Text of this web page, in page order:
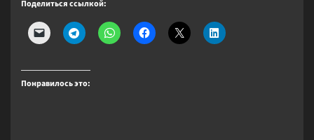
Поделиться ссылкой:
Понравилось это: